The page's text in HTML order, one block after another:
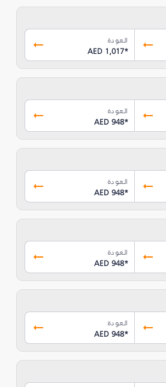
العودة
AED 1,017*
العودة
AED 948*
العودة
AED 948*
العودة
AED 948*
العودة
AED 948*